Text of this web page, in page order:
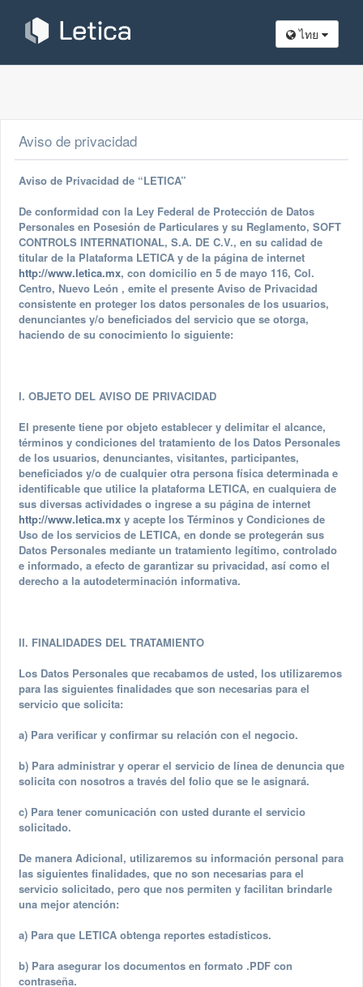
ไทย
Aviso de privacidad
Aviso de Privacidad de “LETICA”
De conformidad con la Ley Federal de Protección de Datos
Personales en Posesión de Particulares y su Reglamento, SOFT
CONTROLS INTERNATIONAL, S.A. DE C.V., en su calidad de
titular de la Plataforma LETICA y de la página de internet
http://www.letica.mx, con domicilio en 5 de mayo 116, Col.
Centro, Nuevo León , emite el presente Aviso de Privacidad
consistente en proteger los datos personales de los usuarios,
denunciantes y/o beneficiados del servicio que se otorga,
haciendo de su conocimiento lo siguiente:
I. OBJETO DEL AVISO DE PRIVACIDAD
El presente tiene por objeto establecer y delimitar el alcance,
términos y condiciones del tratamiento de los Datos Personales
de los usuarios, denunciantes, visitantes, participantes,
beneficiados y/o de cualquier otra persona física determinada e
identificable que utilice la plataforma LETICA, en cualquiera de
sus diversas actividades o ingrese a su página de internet
http://www.letica.mx y acepte los Términos y Condiciones de
Uso de los servicios de LETICA, en donde se protegerán sus
Datos Personales mediante un tratamiento legítimo, controlado
e informado, a efecto de garantizar su privacidad, así como el
derecho a la autodeterminación informativa.
II. FINALIDADES DEL TRATAMIENTO
Los Datos Personales que recabamos de usted, los utilizaremos
para las siguientes finalidades que son necesarias para el
servicio que solicita:
a) Para verificar y confirmar su relación con el negocio.
b) Para administrar y operar el servicio de línea de denuncia que
solicita con nosotros a través del folio que se le asignará.
c) Para tener comunicación con usted durante el servicio
solicitado.
De manera Adicional, utilizaremos su información personal para
las siguientes finalidades, que no son necesarias para el
servicio solicitado, pero que nos permiten y facilitan brindarle
una mejor atención:
a) Para que LETICA obtenga reportes estadísticos.
b) Para asegurar los documentos en formato .PDF con
contraseña.